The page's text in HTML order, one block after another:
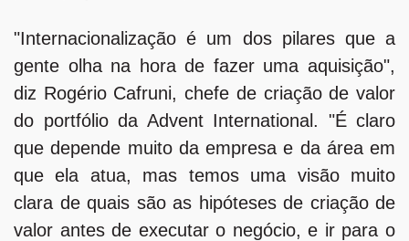
"Internacionalização é um dos pilares que a
gente olha na hora de fazer uma aquisição",
diz Rogério Cafruni, chefe de criação de valor
do portfólio da Advent International. "É claro
que depende muito da empresa e da área em
que ela atua, mas temos uma visão muito
clara de quais são as hipóteses de criação de
valor antes de executar o negócio, e ir para o